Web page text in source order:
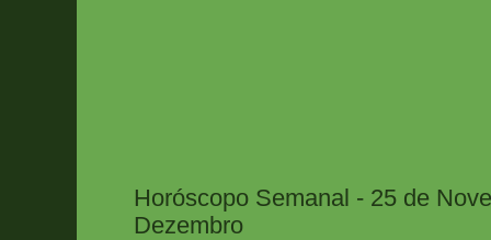
Horóscopo Semanal - 25 de
Dezembro